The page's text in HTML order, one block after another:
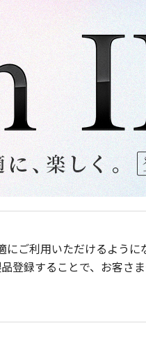
ご利用いただけるように
登録することで、お客さ